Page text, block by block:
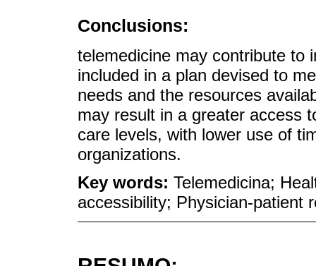
Conclusions:
telemedicine may contribute to
included in a plan devised to
needs and the resources
may result in a greater access
care levels, with lower use of
organizations.
Key words: Telemedicina;
accessibility; Physician-patient